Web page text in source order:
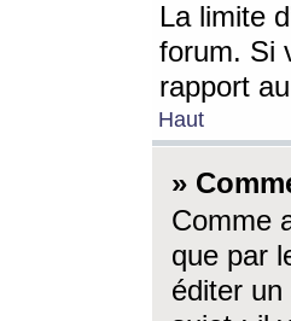
La limite
forum. Si
rapport
Haut
»
Comme
que par
éditer